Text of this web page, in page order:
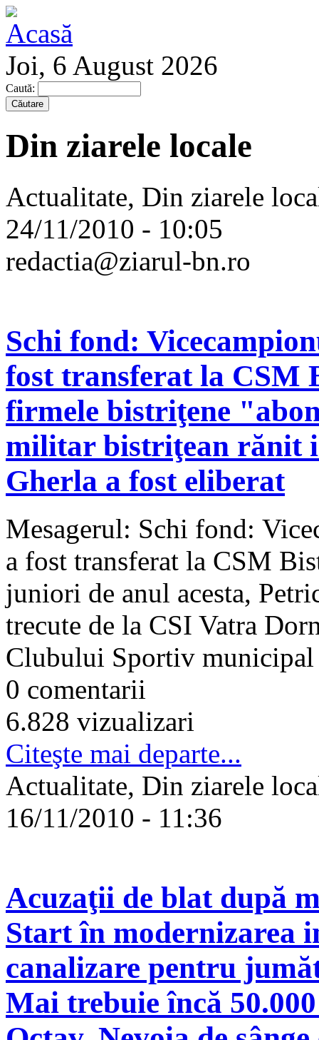
Joi, 6 August 2026
Caută:
Din ziarele locale
Actualitate, Din ziarele
24/11/2010 - 10:05
redactia@ziarul-bn.ro
Schi fond:
fost transferat la CSM
firmele bistriţene
militar bistriţean rănit
Gherla a fost eliberat
Mesagerul: Schi fond:
a fost transferat la CSM
juniori de anul acesta,
trecute de la CSI Vatra
Clubului Sportiv municipal
0 comentarii
6.828 vizualizari
Citeşte mai departe...
Actualitate, Din ziarele
16/11/2010 - 11:36
Acuzaţii de blat după
Start în modernizarea
canalizare pentru
Mai trebuie încă